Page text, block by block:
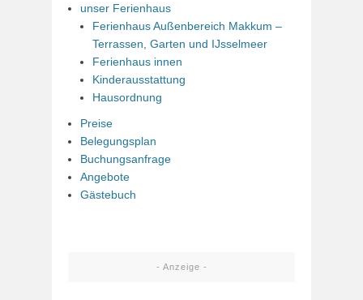
unser Ferienhaus
Ferienhaus Außenbereich Makkum –
Terrassen, Garten und IJsselmeer
Ferienhaus innen
Kinderausstattung
Hausordnung
Preise
Belegungsplan
Buchungsanfrage
Angebote
Gästebuch
- Anzeige -